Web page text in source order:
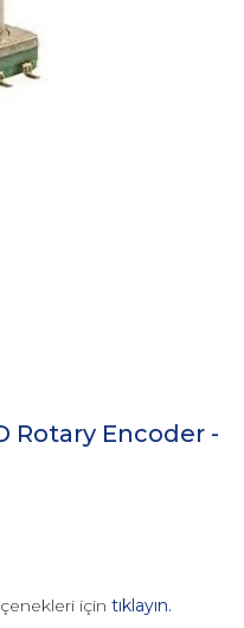
Rotary Encoder -
için tıklayın.